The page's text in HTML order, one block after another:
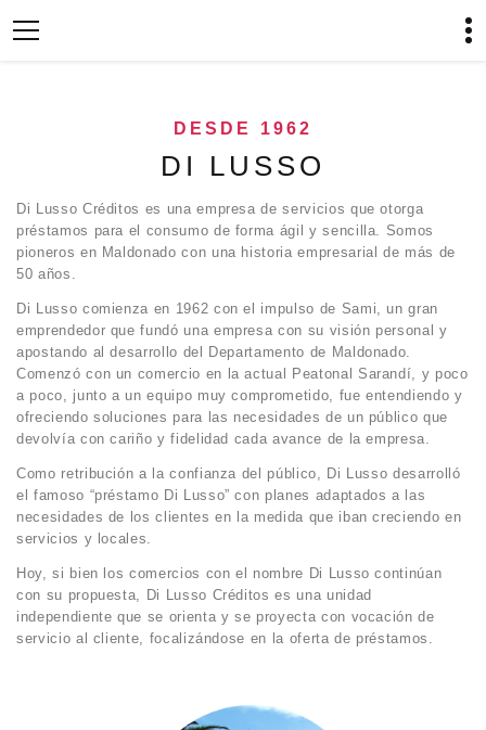
DESDE 1962
DI LUSSO
Di Lusso Créditos es una empresa de servicios que otorga
préstamos para el consumo de forma ágil y sencilla. Somos
pioneros en Maldonado con una historia empresarial de más de
50 años.
Di Lusso comienza en 1962 con el impulso de Sami, un gran
emprendedor que fundó una empresa con su visión personal y
apostando al desarrollo del Departamento de Maldonado.
Comenzó con un comercio en la actual Peatonal Sarandí, y poco
a poco, junto a un equipo muy comprometido, fue entendiendo y
ofreciendo soluciones para las necesidades de un público que
devolvía con cariño y fidelidad cada avance de la empresa.
Como retribución a la confianza del público, Di Lusso desarrolló
el famoso “préstamo Di Lusso” con planes adaptados a las
necesidades de los clientes en la medida que iban creciendo en
servicios y locales.
Hoy, si bien los comercios con el nombre Di Lusso continúan
con su propuesta, Di Lusso Créditos es una unidad
independiente que se orienta y se proyecta con vocación de
servicio al cliente, focalizándose en la oferta de préstamos.